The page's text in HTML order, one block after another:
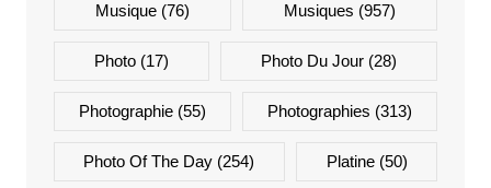
Musique(76) Musiques (957)
Photo(17) Photo Du Jour (28)
Photographie(55) Photographies (313)
Photo Of The Day (254) Platine(50)